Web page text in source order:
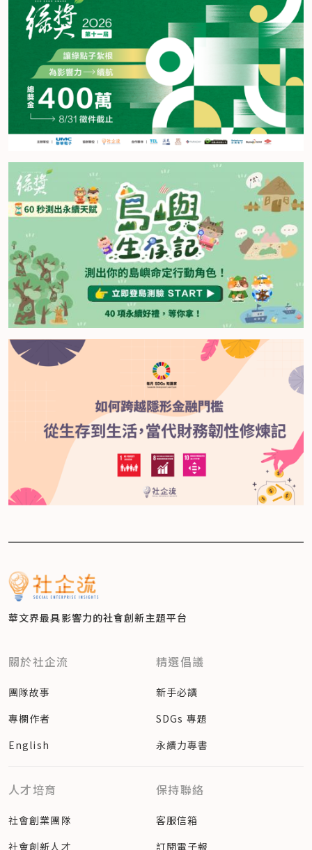
華文界最具影響力的社會創新主題平台
關於社企流
團隊故事
專欄作者
English
精選倡議
新手必讀
SDGs 專題
永續力專書
人才培育
社會創業團隊
社會創新人才
保持聯絡
客服信箱
訂閱電子報